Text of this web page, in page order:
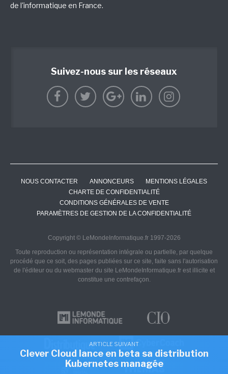
ARTICLE SUIVANT
Clever Cloud lance en beta sa distribution
Kubernetes managée
de l'informatique en France.
Suivez-nous sur les réseaux
NOUS CONTACTER ANNONCEURS
MENTIONS LÉGALES
CHARTE DE CONFIDENTIALITÉ
CONDITIONS GÉNÉRALES DE VENTE
PARAMÈTRES DE GESTION DE LA CONFIDENTIALITÉ
Copyright © LeMondeInformatique.fr 1997-2026
Toute reproduction ou représentation intégrale ou partielle, par quelque
procédé que ce soit, des pages publiées sur ce site, faite sans l'autorisation
de l'éditeur ou du webmaster du site LeMondeInformatique.fr est illicite et
constitue une contrefaçon.